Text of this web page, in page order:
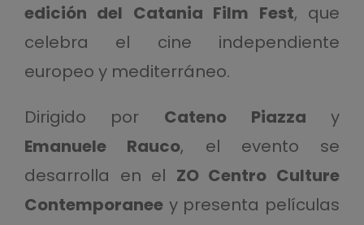
edición del Catania Film Fest, que
celebra el cine independiente
europeo y mediterráneo.
Dirigido por Cateno Piazza y
Emanuele Rauco, el evento se
desarrolla en el ZO Centro Culture
Contemporaneey presenta películas